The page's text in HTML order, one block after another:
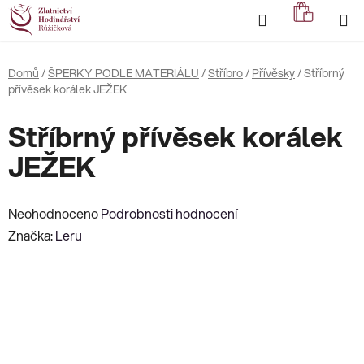
Přejít
na
obsah
Hledat
KOŠÍK
Domů /ŠPERKY PODLE MATERIÁLU /Stříbro/ Přívěsky/Stříbrný
přívěsek korálek JEŽEK
Stříbrný přívěsek korálek
JEŽEK
Průměrné
hodnocení
NeohodnocenoPodrobnosti hodnocení
Značka:Leru